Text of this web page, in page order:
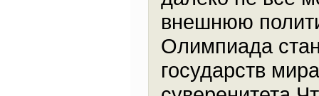
внешнюю
Олимпиада
государств